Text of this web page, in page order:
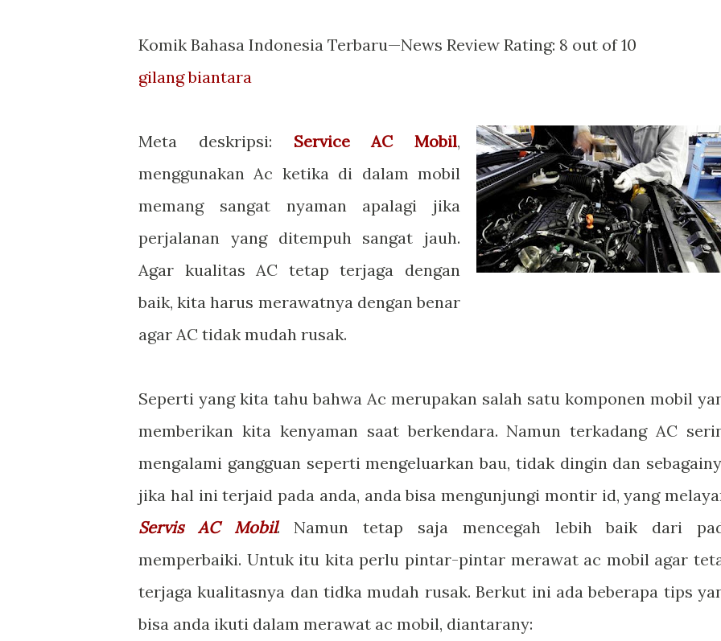
Komik Bahasa Indonesia Terbaru—News Review Rating: 8 out of10
gilang biantara
Meta deskripsi: Service AC Mobil,
menggunakan Ac ketika di dalam mobil
memang sangat nyaman apalagi jika
perjalanan yang ditempuh sangat jauh.
Agar kualitas AC tetap terjaga dengan
baik, kita harus merawatnya dengan benar
agar AC tidak mudah rusak.
Seperti yang kita tahu bahwa Ac merupakan salah satu komponen mobil
memberikan kita kenyaman saat berkendara. Namun terkadang AC
mengalami gangguan seperti mengeluarkan bau, tidak dingin dan
jika hal ini terjaid pada anda, anda bisa mengunjungi montir id, yang
Servis AC Mobil. Namun tetap saja mencegah lebih baik dari
memperbaiki. Untuk itu kita perlu pintar-pintar merawat ac mobil agar
terjaga kualitasnya dan tidka mudah rusak. Berkut ini ada beberapa tips
bisa anda ikuti dalam merawat ac mobil, diantarany: